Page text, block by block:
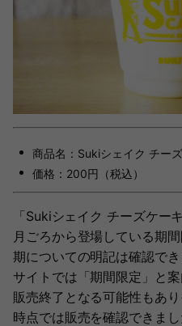
商品名：Sukiシェイク チー
価格：200円（税込）
「Sukiシェイク チーズケ
月ごろから登場している期
期についての明記は確認で
サイトでは「期間限定」と
販売終了となる可能性もあ
時点では販売を確認できまし